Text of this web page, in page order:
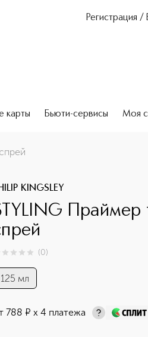
Регистрация /
карты Бьюти-сервисы Моя
KINGSLEY
Праймер
0 (0)
125 мл
788 ¤ х 4 платежа